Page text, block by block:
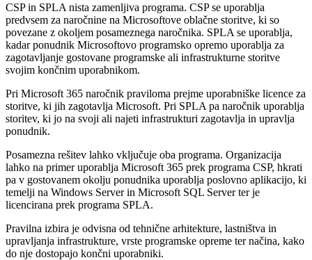
CSP in SPLA nista zamenljiva programa. CSP se uporablja
predvsem za naročnine na Microsoftove oblačne storitve, ki so
povezane z okoljem posameznega naročnika. SPLA se uporablja,
kadar ponudnik Microsoftovo programsko opremo uporablja za
zagotavljanje gostovane programske ali infrastrukturne storitve
svojim končnim uporabnikom.
Pri Microsoft 365 naročnik praviloma prejme uporabniške licence za
storitve, ki jih zagotavlja Microsoft. Pri SPLA pa naročnik uporablja
storitev, ki jo na svoji ali najeti infrastrukturi zagotavlja in upravlja
ponudnik.
Posamezna rešitev lahko vključuje oba programa. Organizacija
lahko na primer uporablja Microsoft 365 prek programa CSP, hkrati
pa v gostovanem okolju ponudnika uporablja poslovno aplikacijo, ki
temelji na Windows Server in Microsoft SQL Server ter je
licencirana prek programa SPLA.
Pravilna izbira je odvisna od tehnične arhitekture, lastništva in
upravljanja infrastrukture, vrste programske opreme ter načina, kako
do nje dostopajo končni uporabniki.